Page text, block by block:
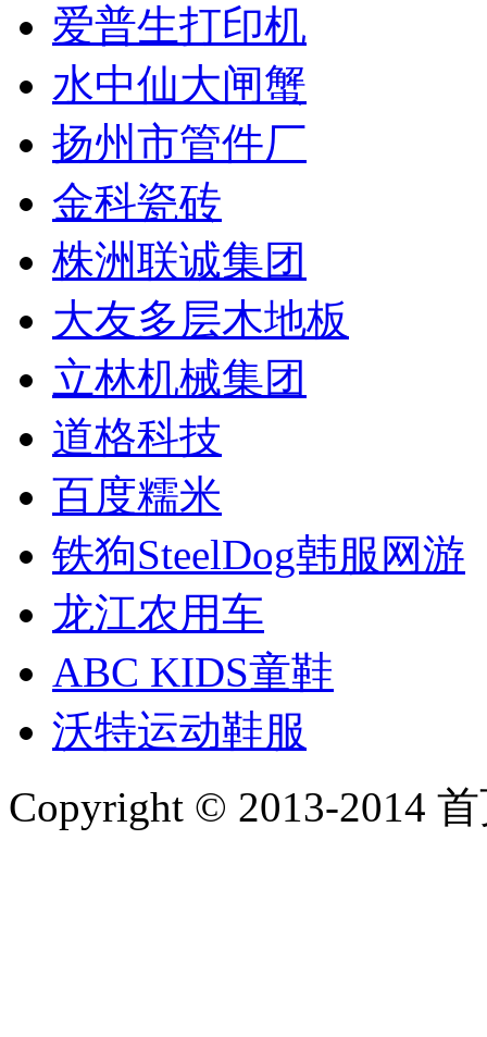
爱普生打印机
水中仙大闸蟹
扬州市管件厂
金科瓷砖
株洲联诚集团
大友多层木地板
立林机械集团
道格科技
百度糯米
铁狗SteelDog韩服网游
龙江农用车
ABC KIDS童鞋
沃特运动鞋服
Copyright © 2013-2014